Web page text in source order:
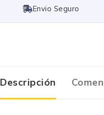
Free Shipping
Descripción